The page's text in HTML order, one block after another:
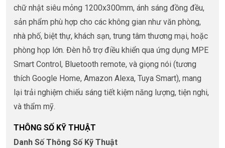
chữ nhật siêu mỏng 1200x300mm, ánh sáng đồng đều,
sản phẩm phù hợp cho các không gian như văn phòng,
nhà phố, biệt thự, khách sạn, trung tâm thương mại, hoặc
phòng họp lớn. Đèn hỗ trợ điều khiển qua ứng dụng MPE
Smart Control, Bluetooth remote, và giọng nói (tương
thích Google Home, Amazon Alexa, Tuya Smart), mang
lại trải nghiệm chiếu sáng tiết kiệm năng lượng, tiện nghi,
và thẩm mỹ.
THÔNG SỐ KỸ THUẬT
Danh Số Thông Số Kỹ Thuật